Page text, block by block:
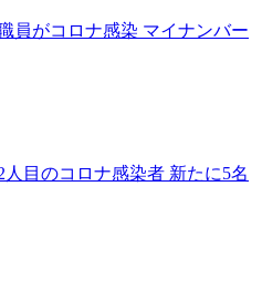
員がコロナ感染 マイナンバー
人目のコロナ感染者 新たに5名